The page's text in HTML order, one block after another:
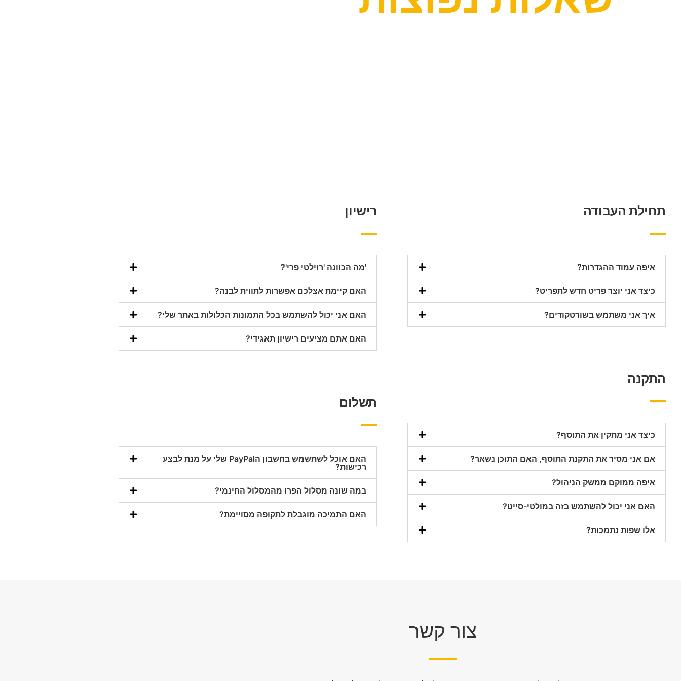
תחילת העבודה
איפה עמוד ההגדרות?
כיצד אני יוצר פריט חדש לתפריט?
איך אני משתמש בשורטקודים?
התקנה
כיצד אני מתקין את התוסף?
אם אני מסיר את התקנת התוסף, האם התוכן נשאר?
איפה ממוקם ממשק הניהול?
האם אני יכול להשתמש בזה במולטי-סייט?
אלו שפות נתמכות?
רישיון
'מה הכוונה 'רוילטי פרי'?
האם קיימת אצלכם אפשרות לתווית לבנה?
האם אני יכול להשתמש בכל התמונות הכלולות באתר שלי?
האם אתם מציעים רישיון תאגידי?
תשלום
האם אוכל לשתשמש בחשבון הPayPal שלי על מנת לבצע
רכישות?
במה שונה מסלול הפרו מהמסלול החינמי?
האם התמיכה מוגבלת לתקופה מסויימת?
צור קשר